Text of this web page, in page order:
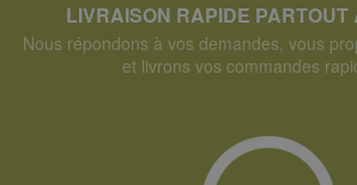
LIVRAISON RAPIDE
Nous répondons à vos demandes, vous
et livrons vos commandes